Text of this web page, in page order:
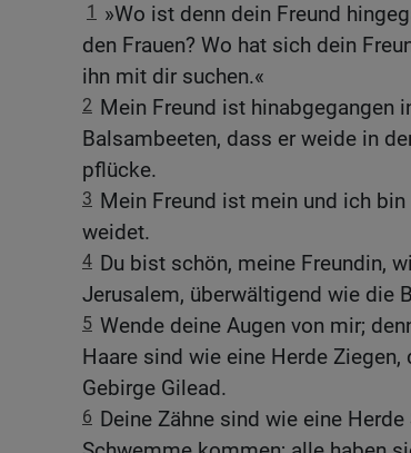
1 »Wo ist denn dein Freund
den Frauen? Wo hat sich dein
ihn mit dir suchen.«
2 Mein Freund ist hinabgegangen
Balsambeeten, dass er weide in
pflücke.
3 Mein Freund ist mein und ich
weidet.
4 Du bist schön, meine Freundin,
Jerusalem, überwältigend wie die
5 Wende deine Augen von mir;
Haare sind wie eine Herde
Gebirge Gilead.
6 Deine Zähne sind wie eine